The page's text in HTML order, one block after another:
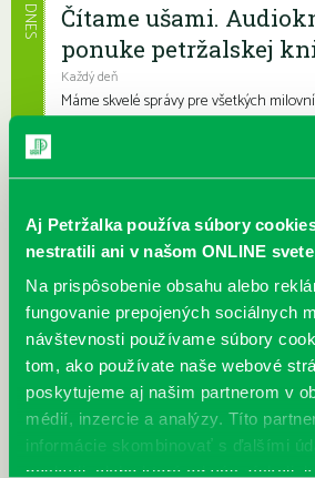
Aj Petržalka používa súbory
nestratili ani v našom ONLINE svete
Na prispôsobenie obsahu alebo
fungovanie prepojených sociálnych
návštevnosti používame súbory
tom, ako používate naše webové
poskytujeme aj našim partnerom v
médií, inzercie a analýzy. Títo
informácie skombinovať s ďalšími
poskytli, alebo ktoré od vás získali,
Čítame ušami.
ponuke petržalskej
Každý deň
Máme skvelé správy pre všetkých
Odteraz si môžete v našej knižnici
DNES
Každý deň
Výdajný box na knihy Knižnice Petržalka
vchode do Petržalskej plavárne na
je užívateľsky veľmi jednodu...
Kubo Club už aj v
knižnici
Každý deň |Furdekova 1,Haanova 37,
Rovniankova 3,Turnianska 10 ,Vavilovova 24